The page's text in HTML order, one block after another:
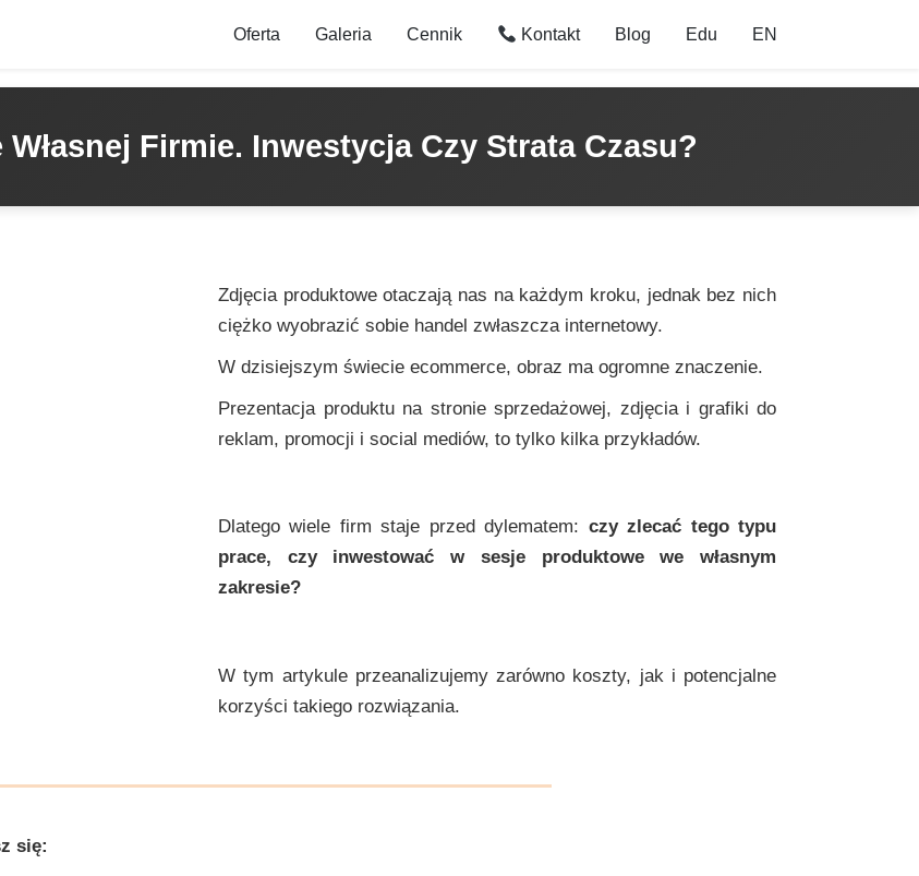
Oferta Galeria Cennik Kontakt Blog Edu EN
Firmie. Inwestycja Czy Strata Czasu?
Zdjęcia produktowe otaczają nas na każdym kroku, jednak bez nich
ciężko wyobrazić sobie handel zwłaszcza internetowy.
W dzisiejszym świecie ecommerce, obraz ma ogromne znaczenie.
Prezentacja produktu na stronie sprzedażowej, zdjęcia i grafiki do
reklam, promocji i social mediów, to tylko kilka przykładów.
Dlatego wiele firm staje przed dylematem: czy zlecać tego typu
prace, czy inwestować w sesje produktowe we własnym
zakresie?
W tym artykule przeanalizujemy zarówno koszty, jak i potencjalne
korzyści takiego rozwiązania.
się: